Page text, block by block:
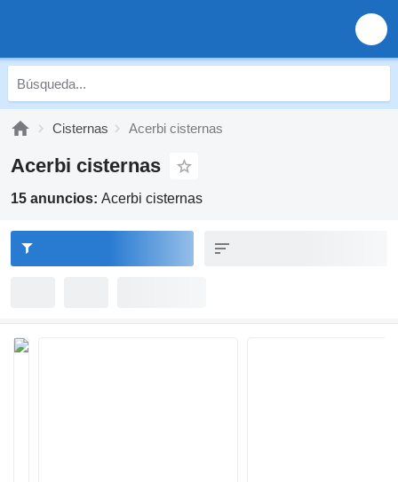
Cisternas Acerbi cisternas
Acerbi cisternas
15 anuncios: Acerbi cisternas